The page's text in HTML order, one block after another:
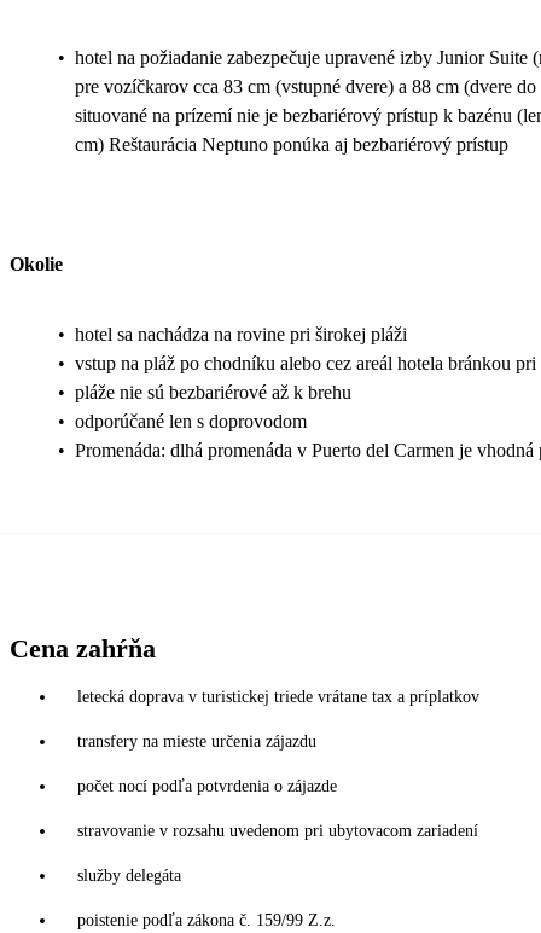
• hotel na požiadanie zabezpečuje upravené izby Junior
pre vozíčkarov cca 83 cm (vstupné dvere) a 88 cm (dvere
situované na prízemí nie je bezbariérový prístup k
cm) Reštaurácia Neptuno ponúka aj bezbariérový prístup
Okolie
• hotel sa nachádza na rovine pri širokej pláži
• vstup na pláž po chodníku alebo cez areál hotela bránkou pri
• pláže nie sú bezbariérové až k brehu
• odporúčané len s doprovodom
• Promenáda: dlhá promenáda v Puerto del Carmen je
Cena zahŕňa
letecká doprava v turistickej triede vrátane tax a príplatkov
transfery na mieste určenia zájazdu
počet nocí podľa potvrdenia o zájazde
stravovanie v rozsahu uvedenom pri ubytovacom zariadení
služby delegáta
poistenie podľa zákona č. 159/99 Z.z.